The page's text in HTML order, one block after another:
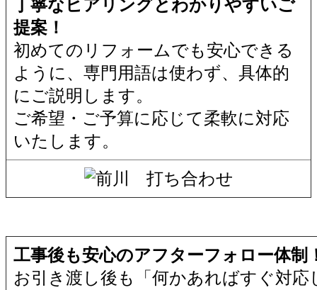
丁寧なヒアリングとわかりやすいご
提案！
初めてのリフォームでも安心できる
ように、専門用語は使わず、具体的
にご説明します。
ご希望・ご予算に応じて柔軟に対応
いたします。
工事後も安心のアフターフォロー体制
お引き渡し後も「何かあればすぐ対応